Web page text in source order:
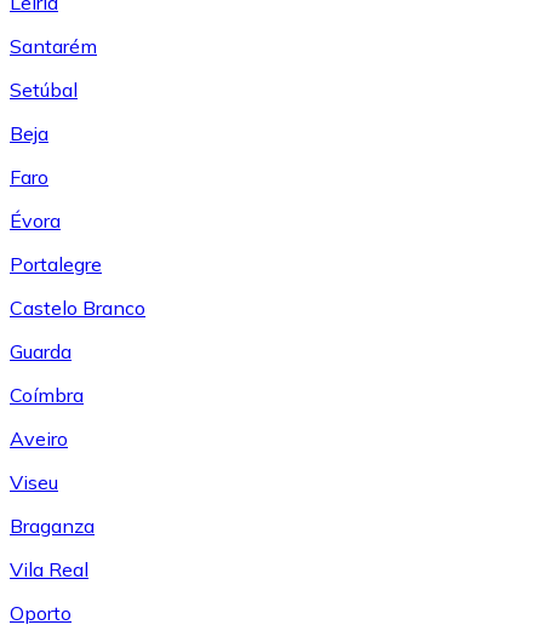
Santarém
Setúbal
Beja
Faro
Évora
Portalegre
Castelo Branco
Guarda
Coímbra
Aveiro
Viseu
Braganza
Vila Real
Oporto